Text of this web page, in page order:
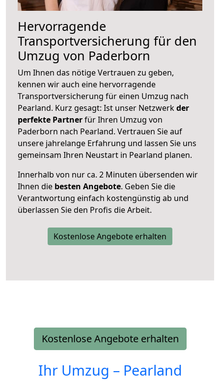
Hervorragende
Transportversicherung für den
Umzug von Paderborn
Um Ihnen das nötige Vertrauen zu geben,
kennen wir auch eine hervorragende
Transportversicherung für einen Umzug nach
Pearland. Kurz gesagt: Ist unser Netzwerkder
perfekte Partnerfür Ihren Umzug von
Paderborn nach Pearland. Vertrauen Sie auf
unsere jahrelange Erfahrung und lassen Sie uns
gemeinsam Ihren Neustart in Pearland planen.
Innerhalb von nur ca. 2 Minuten übersenden wir
Ihnen die besten Angebote. Geben Sie die
Verantwortung einfach kostengünstig ab und
überlassen Sie den Profis die Arbeit.
Kostenlose Angebote erhalten
Kostenlose Angebote erhalten
Ihr Umzug – Pearland